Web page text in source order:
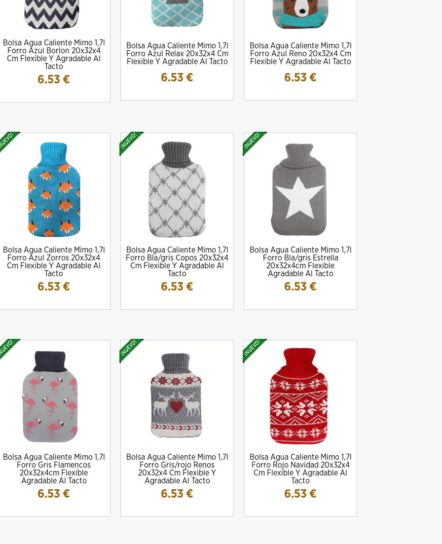
Amig MOD. 10000E Para
escudos Ezcurra
20.08 €
Cilindro Amig Mod. 10000S Simple
Embrague
22.08 €
CERRADURA MOD. 334 AMIG
13.70 €
TERMO ELECTRICO 50L DELTA
VERTICAL
120.00 €
Bolsa Agua Caliente Mimo 1,7l
Forro Azul Borlon 20x32x4
Cm Flexible Y Agradable Al
Tacto
6.53 €
Bolsa Agua Caliente Mimo 1,7l
Forro Azul Relax 20x32x4 Cm
Flexible Y Agradable Al Tacto
6.53 €
Bolsa Agua Caliente Mimo 1,7l
Forro Azul Reno 20x32x4 Cm
Flexible Y Agradable Al Tacto
6.53 €
Bolsa Agua Caliente Mimo 1,7l
Forro Azul Zorros 20x32x4
Cm Flexible Y Agradable Al
Tacto
6.53 €
Bolsa Agua Caliente Mimo 1,7l
Forro Bla/gris Copos 20x32x4
Cm Flexible Y Agradable Al
Tacto
6.53 €
Bolsa Agua Caliente Mimo 1,7l
Forro Bla/gris Estrella
20x32x4cm Flexible
Agradable Al Tacto
6.53 €
Bolsa Agua Caliente Mimo 1,7l
Forro Gris Flamencos
20x32x4cm Flexible
Agradable Al Tacto
6.53 €
Bolsa Agua Caliente Mimo 1,7l
Forro Gris/rojo Renos
20x32x4 Cm Flexible Y
Agradable Al Tacto
6.53 €
Bolsa Agua Caliente Mimo 1,7l
Forro Rojo Navidad 20x32x4
Cm Flexible Y Agradable Al
Tacto
6.53 €